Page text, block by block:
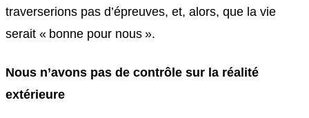
traverserions pas d’épreuves, et, alors, que la vie
serait « bonne pour nous ».
Nous n’avons pas de contrôle sur la réalité
extérieure